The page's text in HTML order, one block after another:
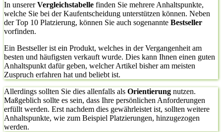
In unsererVergleichstabelle finden Sie mehrere Anhaltspunkte,
welche Sie bei der Kaufentscheidung unterstützen können. Neben
der Top 10 Platzierung, können Sie auch sogenannte Bestseller
vorfinden.
Ein Bestseller ist ein Produkt, welches in der Vergangenheit am
besten und häufigsten verkauft wurde. Dies kann Ihnen einen guten
Anhaltspunkt dafür geben, welcher Artikel bisher am meisten
Zuspruch erfahren hat und beliebt ist.
Allerdings sollten Sie dies allenfalls als Orientierung nutzen.
Maßgeblich sollte es sein, dass Ihre persönlichen Anforderungen
erfüllt werden. Erst nachdem dies gewährleistet ist, sollten weitere
Anhaltspunkte, wie zum Beispiel Platzierungen, hinzugezogen
werden.